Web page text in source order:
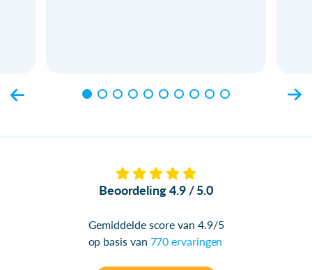
Beoordeling 4.9 / 5.0
Gemiddelde score van 4.9/5
op basis van 770 ervaringen